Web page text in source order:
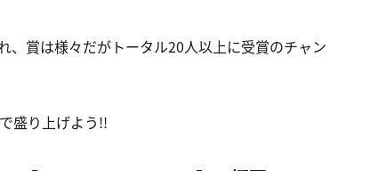
、賞は様々だがトータル20人以上に受賞のチャン
盛り上げよう!!